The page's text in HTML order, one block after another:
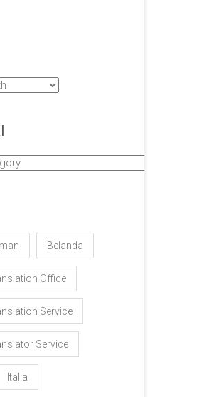
Belanda
Office
Service
Service
Italia